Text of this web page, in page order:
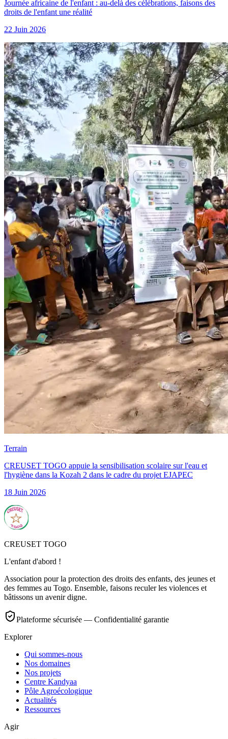
Journée africaine de l'enfant : au-delà des célébrations, faisons des
droits de l'enfant une réalité
22 Juin 2026
Terrain
CREUSET TOGO appuie la sensibilisation scolaire sur l'eau et
l'hygiène dans la Kozah 2 dans le cadre du projet EJAPEC
18 Juin 2026
CREUSET TOGO
L'enfant d'abord !
Association pour la protection des droits des enfants, des jeunes et
des femmes au Togo. Ensemble, faisons reculer les violences et
bâtissons un avenir digne.
Plateforme sécurisée — Confidentialité garantie
Explorer
Qui sommes-nous
Nos domaines
Nos projets
Centre Kandyaa
Pôle Agroécologique
Actualités
Ressources
Agir